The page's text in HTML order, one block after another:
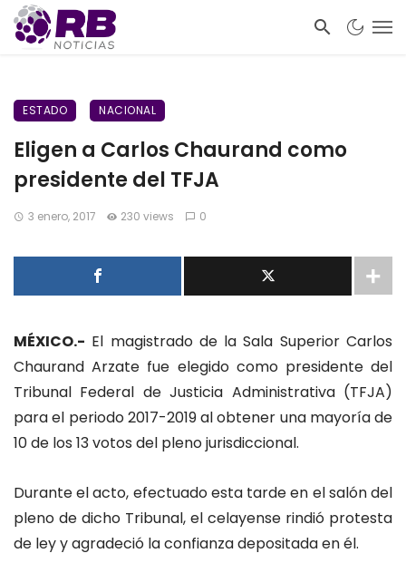
ESTADO NACIONAL
Eligen a Carlos Chaurand como
presidente del TFJA
3 enero, 2017 230 views 0
MÉXICO.- El magistrado de la Sala Superior Carlos
Chaurand Arzate fue elegido como presidente del
Tribunal Federal de Justicia Administrativa (TFJA)
para el periodo 2017-2019 al obtener una mayoría de
10 de los 13 votos del pleno jurisdiccional.
Durante el acto, efectuado esta tarde en el salón del
pleno de dicho Tribunal, el celayense rindió protesta
de ley y agradeció la confianza depositada en él.